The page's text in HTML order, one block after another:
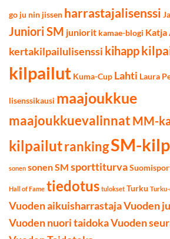
go ju nin jissen harrastajalisenssi
Juniori SM juniorit kamae-blogi Katja
kertakilpailulisenssi kihapp
kilpailut Kuma-Cup Lahti Laura
lisenssikausi maajoukkue
maajoukkuevalinnat MM-
kilpailutrankingSM-
sonen sonen SM sporttiturva
Hall of Fame tiedotus tulokset Turku
Vuoden aikuisharrastajaVuoden
Vuoden nuori taidokaVuoden